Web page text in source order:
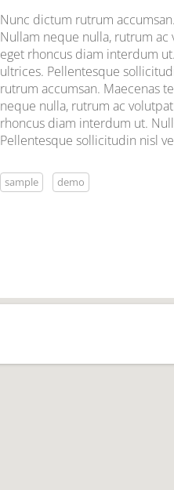
Nunc dictum rutrum
Nullam neque nulla, rutrum
eget rhoncus diam interdum
ultrices. Pellentesque
rutrum accumsan. Maecenas
neque nulla, rutrum ac
rhoncus diam interdum ut.
Pellentesque sollicitudin nisl
sample demo